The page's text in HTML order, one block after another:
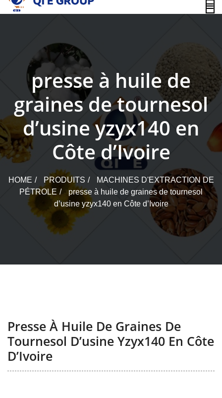
content
presse à huile de
graines de tournesol
d’usine yzyx140 en
Côte d’Ivoire
HOME PRODUITS
MACHINES D'EXTRACTION DE
PÉTROLE
presse à huile de graines de tournesol
d’usine yzyx140 en Côte d’Ivoire
Presse À Huile De Graines De
Tournesol D’usine Yzyx140 En Côte
D’Ivoire